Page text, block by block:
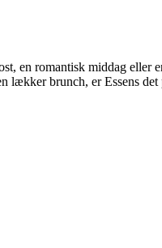
en romantisk middag eller
lækker brunch, er Essens det